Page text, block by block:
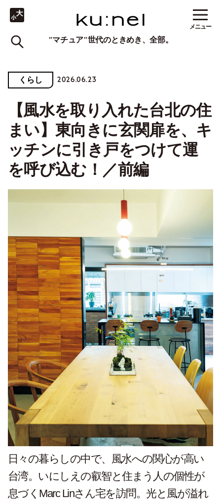
"マチュア"世代のときめき、全部。
メニュー
くらし 2026.06.23
【風水を取り入れた台北の住
まい】東向きに玄関扉を、キ
ッチンに引き戸をつけて運
を呼び込む！／前編
日々の暮らしの中で、風水への関心が高い
台湾。いにしえの叡智と住まう人の個性が
息づくMarc Linさん宅を訪問。光と風が溢れ